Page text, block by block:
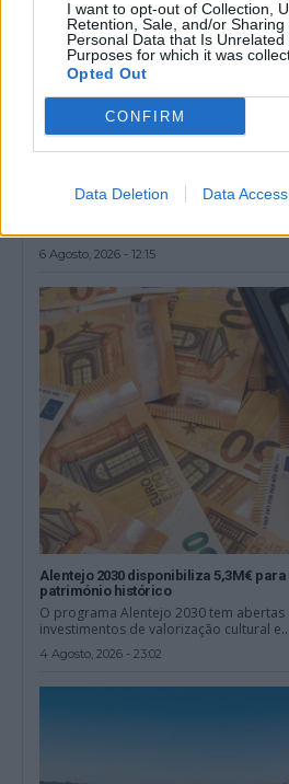
I want to opt-out of Collection,
Retention, Sale, and/or Sharing
Personal Data that Is Unrelated
Purposes for which it was
Opted Out
CONFIRM
Data Deletion Data Access
gratuitas sobre património e natureza
6 Agosto, 2026 - 12:15
Alentejo 2030 disponibiliza 5,3M€
património histórico
O programa Alentejo 2030 tem
investimentos de valorização cultural e...
4 Agosto, 2026 - 23:02